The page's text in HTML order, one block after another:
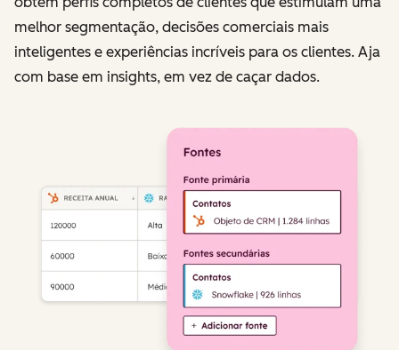
melhor segmentação, decisões comerciais mais
inteligentes e experiências incríveis para os clientes. Aja
com base em insights, em vez de caçar dados.